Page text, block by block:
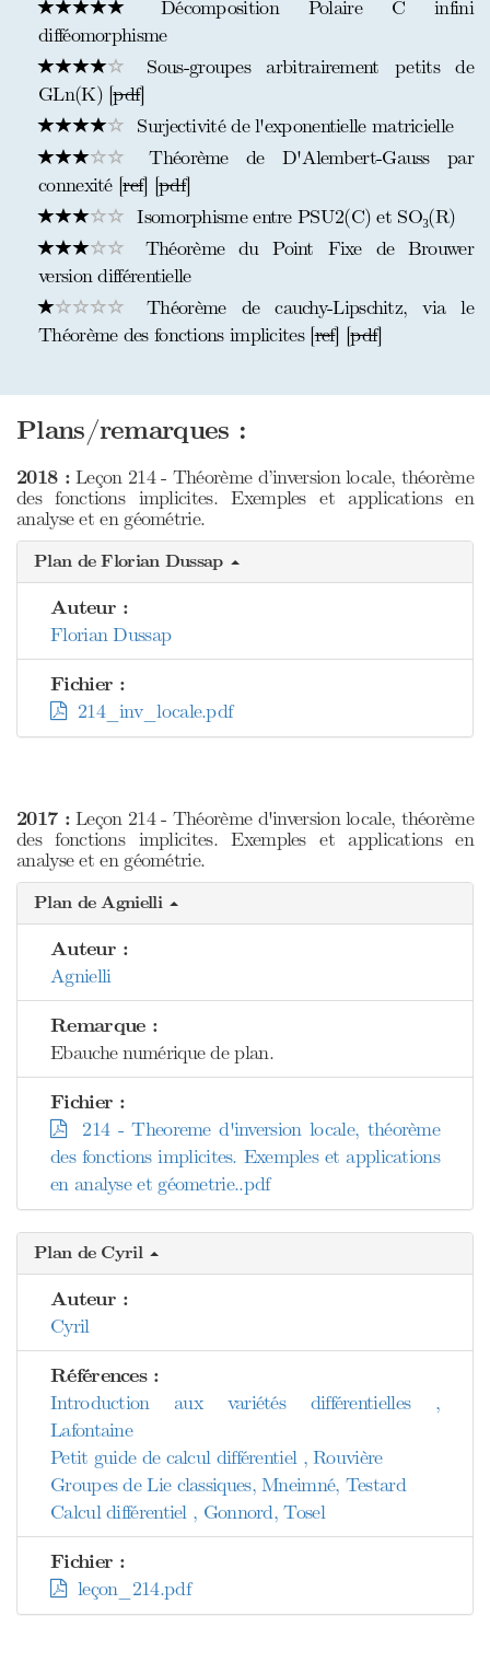
Décomposition Polaire C infini
difféomorphisme
Sous-groupes arbitrairement petits de
GLn(K) [pdf]
Surjectivité de l'exponentielle matricielle
Théorème de D'Alembert-Gauss par
connexité [ref] [pdf]
Isomorphisme entre PSU2(C) et SO₃(R)
Théorème du Point Fixe de Brouwer
version différentielle
Théorème de cauchy-Lipschitz, via le
Théorème des fonctions implicites [ref] [pdf]
Plans/remarques :
2018 :Leçon 214 - Théorème d’inversion locale, théorème
des fonctions implicites. Exemples et applications en
analyse et en géométrie.
Plan de Florian Dussap
Auteur :
Florian Dussap
Fichier :
214_inv_locale.pdf
2017 :Leçon 214 - Théorème d'inversion locale, théorème
des fonctions implicites. Exemples et applications en
analyse et en géométrie.
Plan de Agnielli
Auteur :
Agnielli
Remarque :
Ebauche numérique de plan.
Fichier :
214 - Theoreme d'inversion locale, théorème
des fonctions implicites. Exemples et applications
en analyse et géometrie..pdf
Plan de Cyril
Auteur :
Cyril
Références :
Introduction aux variétés différentielles ,
Lafontaine
Petit guide de calcul différentiel , Rouvière
Groupes de Lie classiques, Mneimné, Testard
Calcul différentiel , Gonnord, Tosel
Fichier :
leçon_214.pdf